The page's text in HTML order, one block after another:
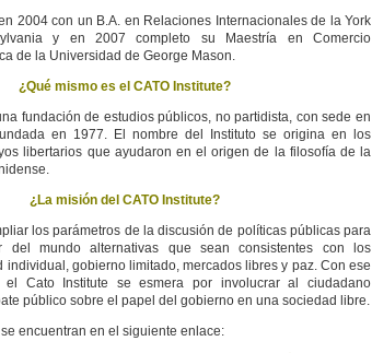
2004 con un B.A. en Relaciones Internacionales de la York
y en 2007 completo su Maestría en Comercio
de la Universidad de George Mason.
¿Qué mismo es el CATO Institute?
fundación de estudios públicos, no partidista, con sede en
en 1977. El nombre del Instituto se origina en los
libertarios que ayudaron en el origen de la filosofía de la
¿La misión del CATO Institute?
los parámetros de la discusión de políticas públicas para
del mundo alternativas que sean consistentes con los
individual, gobierno limitado, mercados libres y paz. Con ese
el Cato Institute se esmera por involucrar al ciudadano
público sobre el papel del gobierno en una sociedad libre.
encuentran en el siguiente enlace: